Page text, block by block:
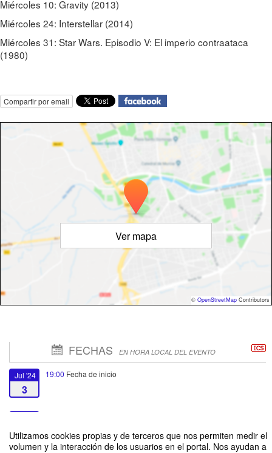
Utilizamos cookies propias y de terceros que nos permiten medir el
volumen y la interacción de los usuarios en el portal. Nos ayudan a
Miércoles 10: Gravity (2013)
Miércoles 24: Interstellar (2014)
Miércoles 31: Star Wars. Episodio V: El imperio contraataca
(1980)
Compartir por email
Ver mapa
© OpenStreetMap Contributors
FECHAS EN HORA LOCAL DEL EVENTO
Jul '24
3
19:00 Fecha de inicio
24